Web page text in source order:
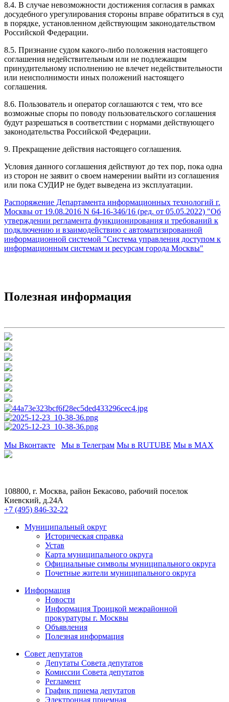
8.4. В случае невозможности достижения согласия в рамках
досудебного урегулирования стороны вправе обратиться в суд
в порядке, установленном действующим законодательством
Российской Федерации.
8.5. Признание судом какого-либо положения настоящего
соглашения недействительным или не подлежащим
принудительному исполнению не влечет недействительности
или неисполнимости иных положений настоящего
соглашения.
8.6. Пользователь и оператор соглашаются с тем, что все
возможные споры по поводу пользовательского соглашения
будут разрешаться в соответствии с нормами действующего
законодательства Российской Федерации.
9. Прекращение действия настоящего соглашения.
Условия данного соглашения действуют до тех пор, пока одна
из сторон не заявит о своем намерении выйти из соглашения
или пока СУДИР не будет выведена из эксплуатации.
Распоряжение Департамента информационных технологий г.
Москвы от 19.08.2016 N 64-16-346/16 (ред. от 05.05.2022) "Об
утверждении регламента функционирования и требований к
подключению и взаимодействию с автоматизированной
информационной системой "Система управления доступом к
информационным системам и ресурсам города Москвы"
Полезная информация
Мы Вконтакте Мы в Телеграм Мы в RUTUBE Мы в МАХ
108800, г. Москва, район Бекасово, рабочий поселок
Киевский, д.24А
+7 (495) 846-32-22
Муниципальный округ
Историческая справка
Устав
Карта муниципального округа
Официальные символы муниципального округа
Почетные жители муниципального округа
Информация
Новости
Информация Троицкой межрайонной
прокуратуры г. Москвы
Объявления
Полезная информация
Совет депутатов
Депутаты Совета депутатов
Комиссии Совета депутатов
Регламент
График приема депутатов
Электронная приемная